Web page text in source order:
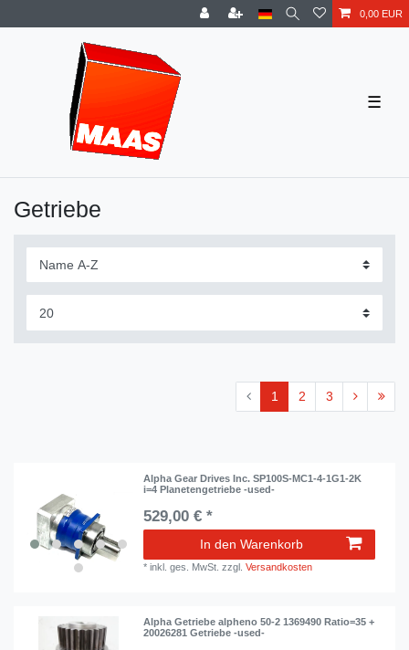
0,00 EUR
☰
Getriebe
1 2 3
Alpha Gear Drives Inc. SP100S-MC1-4-1G1-2K
i=4 Planetengetriebe -used-
529,00 € *
In den Warenkorb
*inkl. ges. MwSt. zzgl.Versandkosten
Alpha Getriebe alpheno 50-2 1369490 Ratio=35 +
20026281 Getriebe -used-